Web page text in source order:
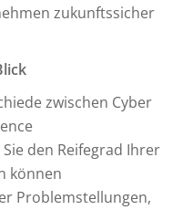
zukunftssicher
zwischen Cyber
den Reifegrad Ihrer
können
Problemstellungen,